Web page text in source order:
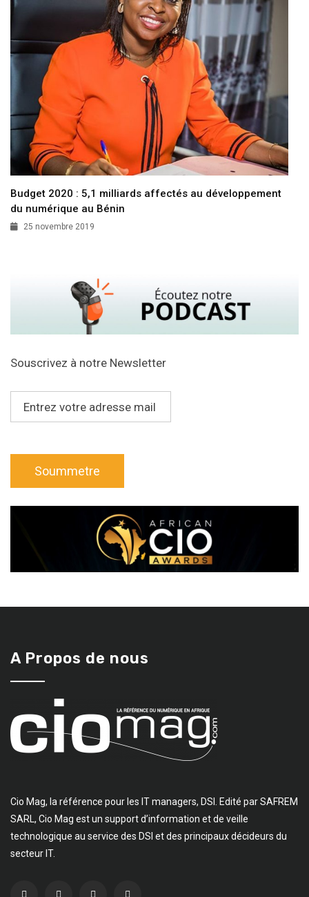
Budget 2020 : 5,1 milliards affectés au développement
du numérique au Bénin
25 novembre 2019
Souscrivez à notre Newsletter
A Propos de nous
Cio Mag, la référence pour les IT managers, DSI. Edité par SAFREM
SARL, Cio Mag est un support d’information et de veille
technologique au service des DSI et des principaux décideurs du
secteur IT.